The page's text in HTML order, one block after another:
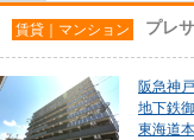
賃貸｜マンション プレ
阪急神
地下鉄
東海道